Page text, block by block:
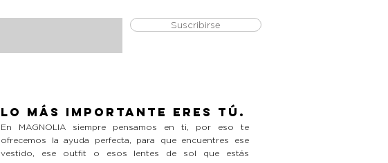
Suscribirse
Lo más importante eres tú.
En MAGNOLIA siempre pensamos en ti, por eso te
ofrecemos la ayuda perfecta, para que encuentres ese
vestido, ese outfit o esos lentes de sol que estás